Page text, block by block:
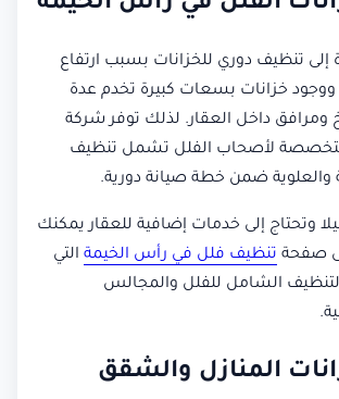
إلى تنظيف دوري للخزانات بسبب ارتفاع
ووجود خزانات بسعات كبيرة تخدم عدة
داخل العقار. لذلك توفر شركة
لأصحاب الفلل تشمل تنظيف
والعلوية ضمن خطة صيانة دورية.
وتحتاج إلى خدمات إضافية للعقار يمكنك
صفحة تنظيف فلل في رأس الخيمة التي
الشامل للفلل والمجالس
المنازل والشقق